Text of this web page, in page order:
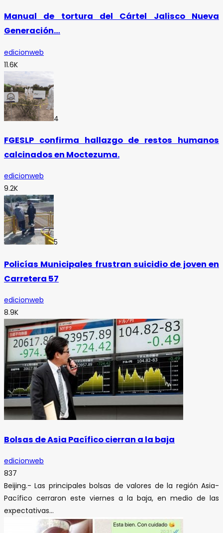
Manual de tortura del Cártel Jalisco Nueva
Generación…
edicionweb
11.6K
4
FGESLP confirma hallazgo de restos humanos
calcinados en Moctezuma.
edicionweb
9.2K
5
Policías Municipales frustran suicidio de joven en
Carretera 57
edicionweb
8.9K
Bolsas de Asia Pacífico cierran a la baja
edicionweb
837
Beijing.- Las principales bolsas de valores de la región Asia-
Pacífico cerraron este viernes a la baja, en medio de las
expectativas...